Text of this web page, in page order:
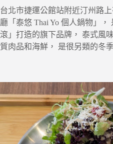
台北市捷運公館站附近汀州路
廳「泰悠 Thai Yo 個人鍋物」
滾」打造的旗下品牌， 泰式風
質肉品和海鮮， 是很另類的冬